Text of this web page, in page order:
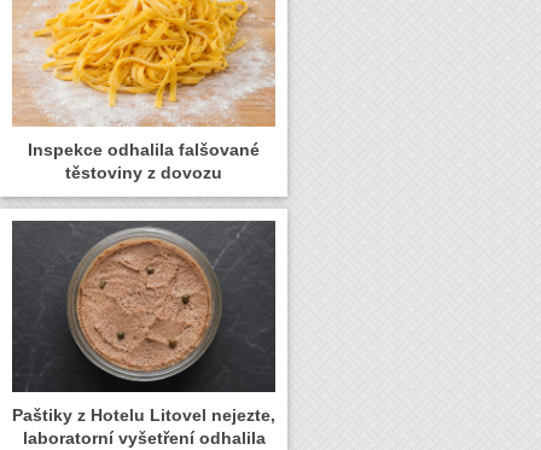
Inspekce odhalila falšované
těstoviny z dovozu
Paštiky z Hotelu Litovel nejezte,
laboratorní vyšetření odhalila